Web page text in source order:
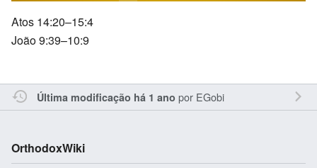
Atos 14:20–15:4
João 9:39–10:9
Última modificação há 1 ano por EGobi
OrthodoxWiki